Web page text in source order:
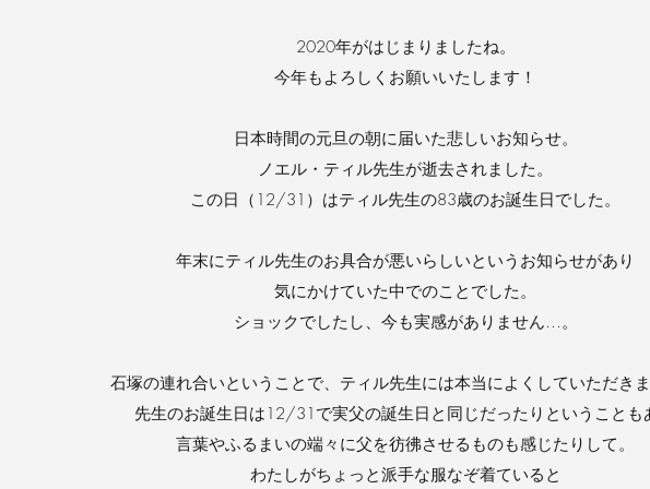
2020年がはじまりましたね。
今年もよろしくお願いいたします！
日本時間の元旦の朝に届いた悲しいお知らせ。
ノエル・ティル先生が逝去されました。
この日（12/31）はティル先生の83歳のお誕生日でした。
年末にティル先生のお具合が悪いらしいというお知らせがあり
気にかけていた中でのことでした。
ショックでしたし、今も実感がありません…。
石塚の連れ合いということで、ティル先生には本当によくしていただきま
先生のお誕生日は12/31で実父の誕生日と同じだったりということも
言葉やふるまいの端々に父を彷彿させるものも感じたりして。
わたしがちょっと派手な服なぞ着ていると